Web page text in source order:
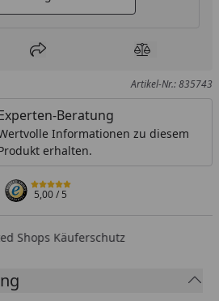
hinzufügen
Teilen Produkt
Artikel-Nr.: 835743
Beratung
Informationen zu diesem
erhalten.
5,00/ 5
Shops Käuferschutz